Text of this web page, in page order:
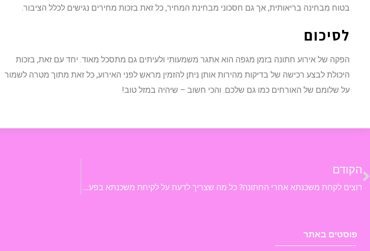
בטוח מבחינה בריאותית, אך גם חסכוני מבחינת המחיר, כל זאת בזכות מחירים נגישים לכלל הציבור.
לסיכום
הפקה של אירוע חתונה בזמן מגפה הוא אתגר משמעותי ולעיתים גם מתסכל מאוד. יחד עם זאת, בזכות
היכולת לבצע רכישה של בדיקות מהירות אותן ניתן להזמין מראש לפני האירוע, כל זאת מתוך מטרה לשמור
על שלומם של האורחים כמו גם שלכם. והכי חשוב – שיהיה במזל טוב!
הקודם
רוצים לקחת משכנתא אחרי החתונה? כל מה שצריך לדעת על לקיחת משכנתא בפעם הראשונה
פוסטים באתר